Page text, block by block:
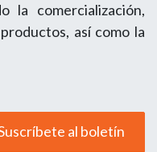
la comercialización,
así como la
al boletín